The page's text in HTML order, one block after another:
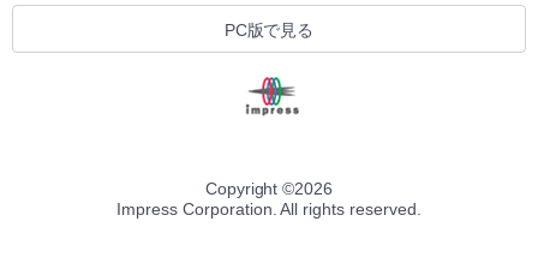
PC版で見る
Copyright ©2026
Impress Corporation. All rights reserved.